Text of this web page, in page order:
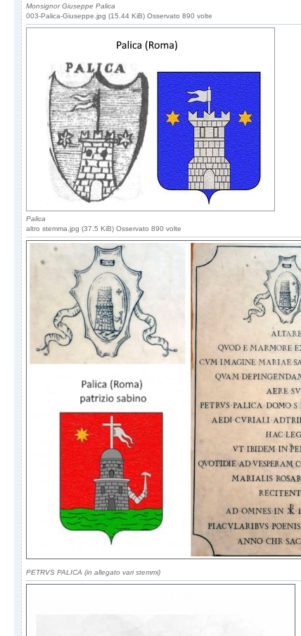
Monsignor Giuseppe Palica
003-Palica-Giuseppe.jpg (15.44 KiB) Osservato 890 volte
Palica
altro stemma.jpg (37.5 KiB) Osservato 890 volte
PETRVS PALICA (in allegato vari stemmi)